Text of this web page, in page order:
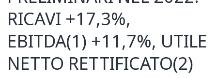
RICAVI +17,3%,
EBITDA(1) +11,7%, UTILE
NETTO RETTIFICATO(2)